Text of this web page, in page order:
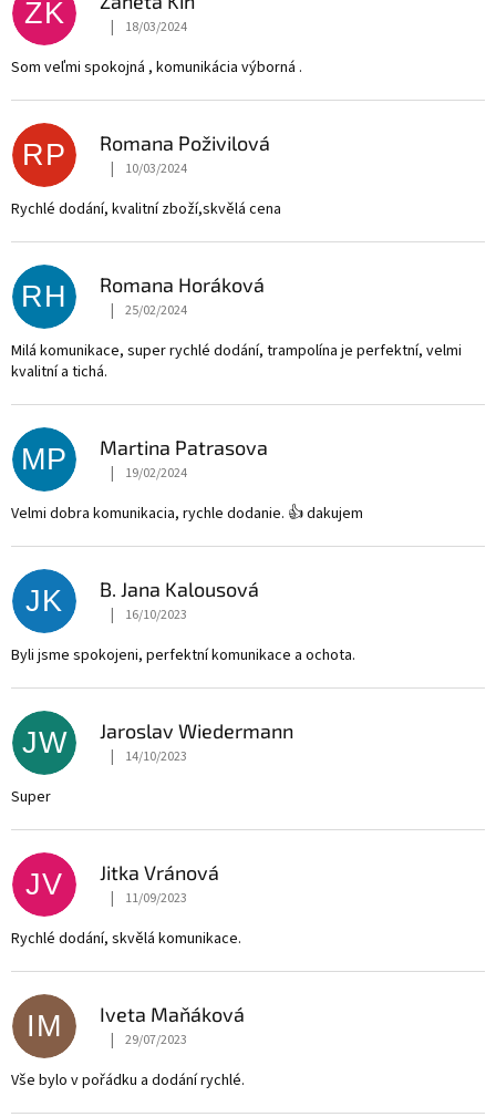
ZK
The store rating is 5 out of 5 stars.
| 18/03/2024
Som veľmi spokojná , komunikácia výborná .
RP Romana Poživilová
The store rating is 5 out of 5 stars.
| 10/03/2024
Rychlé dodání, kvalitní zboží,skvělá cena
RH Romana Horáková
The store rating is 5 out of 5 stars.
| 25/02/2024
Milá komunikace, super rychlé dodání, trampolína je perfektní, velmi
kvalitní a tichá.
MP Martina Patrasova
The store rating is 5 out of 5 stars.
| 19/02/2024
Velmi dobra komunikacia, rychle dodanie. 👍 dakujem
JK B. Jana Kalousová
The store rating is 5 out of 5 stars.
| 16/10/2023
Byli jsme spokojeni, perfektní komunikace a ochota.
JW Jaroslav Wiedermann
The store rating is 5 out of 5 stars.
| 14/10/2023
Super
JV Jitka Vránová
The store rating is 5 out of 5 stars.
| 11/09/2023
Rychlé dodání, skvělá komunikace.
IM Iveta Maňáková
The store rating is 5 out of 5 stars.
| 29/07/2023
Vše bylo v pořádku a dodání rychlé.